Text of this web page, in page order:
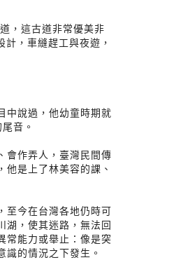
，這古道非常優美非
，車縫趕工與夜遊，
中說過，他幼童時期就
音。
會作弄人，臺灣民間傳
是上了林美容的課、
至今在台灣各地仍時可
湖，使其迷路，無法回
常能力或舉止：像是突
的情況之下發生。